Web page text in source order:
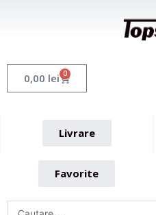
0,00 lei 0 Cart
Livrare
Favorite